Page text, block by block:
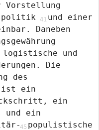
Vorstellung
und einer
Daneben
logistische und
Die
des
ist ein
ein
und ein
populistische